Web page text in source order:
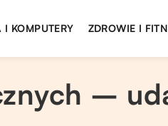
KOMPUTERY ZDROWIE I
–